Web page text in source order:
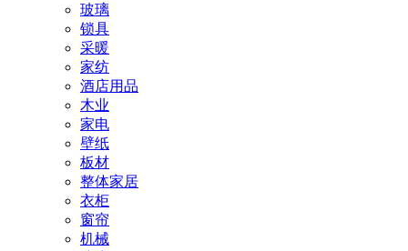
玻璃
锁具
采暖
家纺
酒店用品
木业
家电
壁纸
板材
整体家居
衣柜
窗帘
机械